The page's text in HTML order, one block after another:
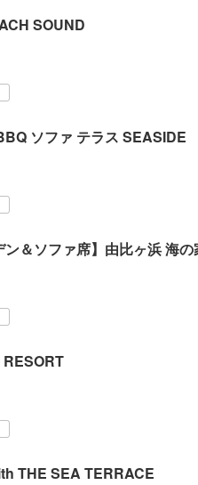
SOUND
ソファ テラス SEASIDE
ン＆ソファ席】由比ヶ浜 海の
THE SEA TERRACE